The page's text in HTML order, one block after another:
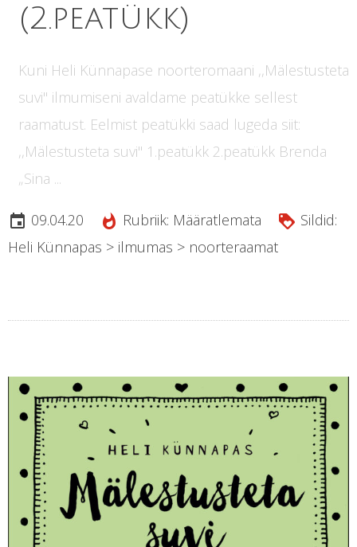
(2.peatükk)
Kuni Heli Künnapase noorteromaani ,,Mälestusteta
suvi" ilmumiseni avaldame peatükke sellest
raamatust. Eelmist peatükki saad lugeda siit:
,,Mälestusteta suvi" 1.peatükk 2.peatükk Brenda
„Sina ...
insert_invitation 09.04.20 whatshot Rubriik: Määratlemata loyalty Sildid:
Heli Künnapas > ilmumas > noorteraamat